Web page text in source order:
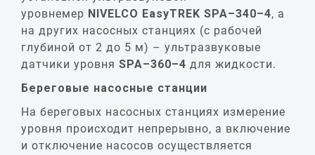
уровнемер NIVELCO EasyTREK SPA–340–4, а
на других насосных станциях (с рабочей
глубиной от 2 до 5 м) – ультразвуковые
датчики уровня SPA–360–4 для жидкости.
Береговые насосные станции
На береговых насосных станциях измерение
уровня происходит непрерывно, а включение
и отключение насосов осуществляется